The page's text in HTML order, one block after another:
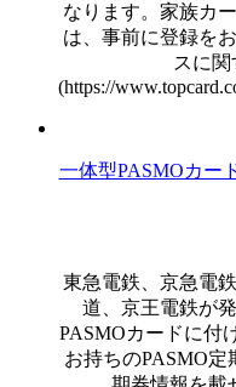
なります。家族カ
は、事前に登録を
スに
(https://
一体型PASMOカー
東急電鉄、京急電
道、京王電鉄が
PASMOカードに付
お持ちのPASMO定